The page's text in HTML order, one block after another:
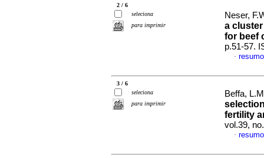
2 / 6
seleciona
para imprimir
Neser,
a
for beef
p.51-57.
·
3 / 6
seleciona
para imprimir
Beffa,
fertility
vol.39,
·